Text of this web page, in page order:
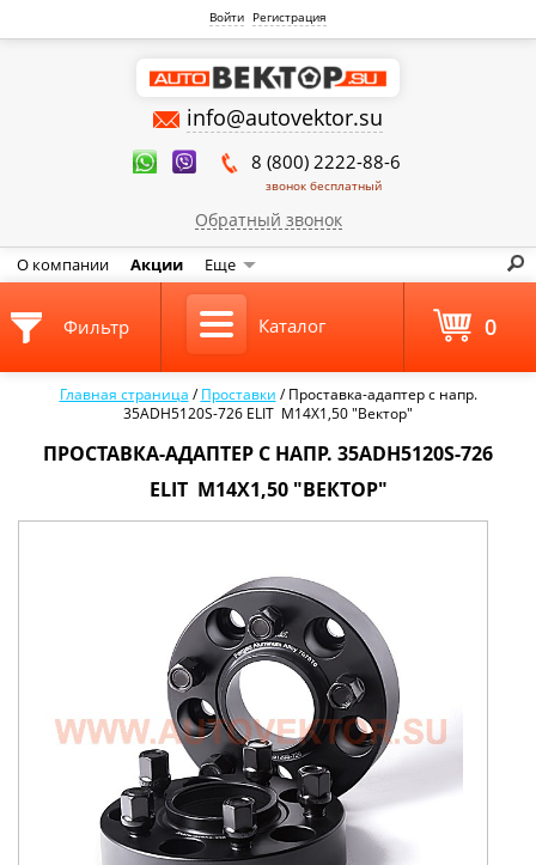
Войти Регистрация
info@autovektor.su
8 (800) 2222-88-6
звонок бесплатный
Обратный звонок
О компании Акции Еще
Главная страница /Проставки /Проставка-адаптер с напр.
35ADH5120S-726 ELIT M14X1,50 "Вектор"
ПРОСТАВКА-АДАПТЕР С НАПР. 35ADH5120S-726
ELIT M14X1,50 "ВЕКТОР"
Фильтр Каталог 0